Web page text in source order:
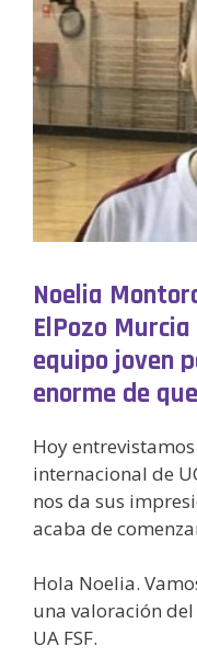
Noelia
ElPozo Murcia
equipo joven
enorme de
Hoy
internacional de
nos da sus
acaba de
Hola Noelia.
una valoración
UA FSF.